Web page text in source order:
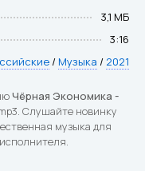
3,1 МБ
3:16
/ Музыка / 2021
Чёрная Экономика -
Слушайте новинку
музыка для